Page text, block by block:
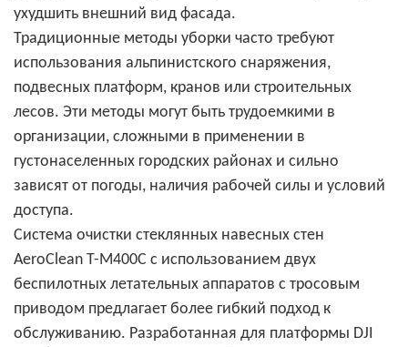
ухудшить внешний вид фасада.
Традиционные методы уборки часто требуют
использования альпинистского снаряжения,
подвесных платформ, кранов или строительных
лесов. Эти методы могут быть трудоемкими в
организации, сложными в применении в
густонаселенных городских районах и сильно
зависят от погоды, наличия рабочей силы и условий
доступа.
Система очистки стеклянных навесных стен
AeroClean T-M400C с использованием двух
беспилотных летательных аппаратов с тросовым
приводом предлагает более гибкий подход к
обслуживанию. Разработанная для платформы DJI